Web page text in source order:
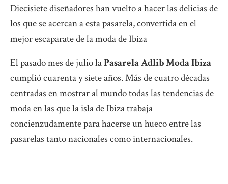
Diecisiete diseñadores han vuelto a hacer las delicias de
los que se acercan a esta pasarela, convertida en el
mejor escaparate de la moda de Ibiza
El pasado mes de julio laPasarela Adlib Moda Ibiza
cumplió cuarenta y siete años. Más de cuatro décadas
centradas en mostrar al mundo todas las tendencias de
moda en las que la isla de Ibiza trabaja
concienzudamente para hacerse un hueco entre las
pasarelas tanto nacionales como internacionales.